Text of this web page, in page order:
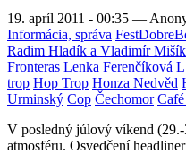
19. apríl 2011 - 00:35 —
Informácia, správa
Radim Hladík a Vladimír Mišík
Fronteras Lenka Ferenčíková
trop Hop Trop Honza Nedvěd
Urminský Cop Čechomor
V posledný júlový víkend (29.-
atmosféru. Osvedčení